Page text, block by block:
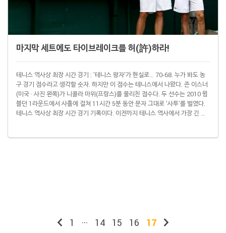
마지막 세트에도 타이브레이크를 허(許)하라!
테니스 역사상 최장 시간 경기 : '테니스 왕자'가 현실로… 70-68. 누가 봐도 농
구 경기 점수라고 생각할 숫자. 하지만 이 점수는 테니스에서 나왔다. 존 이스너
(미국 · 사진 왼쪽)가 니콜라 마위(프랑스)를 물리친 점수다. 두 선수는 2010 윔
블던 1라운드에서 사흘에 걸쳐 11시간 5분 동안 문자 그대로 '사투'를 벌였다.
테니스 역사상 최장 시간 경기 기록이다. 이전까지 테니스 역사에서 가장 긴 경
1 ··· 14 15 16 17